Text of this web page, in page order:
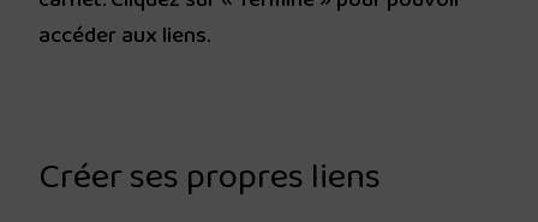
accéder aux liens.
Créer ses propres liens